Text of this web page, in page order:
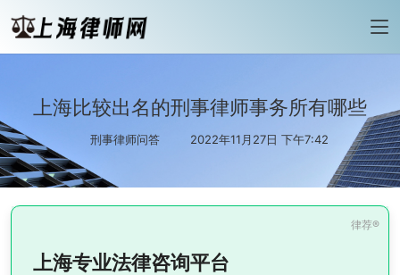
上海比较出名的刑事律师事务所有哪些
刑事律师问答 2022年11月27日 下午7:42
上海专业法律咨询平台